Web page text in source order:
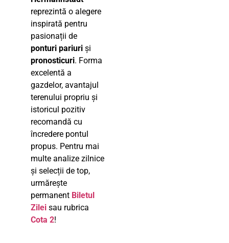
reprezintă o alegere
inspirată pentru
pasionații de
ponturi pariuri și
pronosticuri. Forma
excelentă a
gazdelor, avantajul
terenului propriu și
istoricul pozitiv
recomandă cu
încredere pontul
propus. Pentru mai
multe analize zilnice
și selecții de top,
urmărește
permanent Biletul
Zilei sau rubrica
Cota 2!